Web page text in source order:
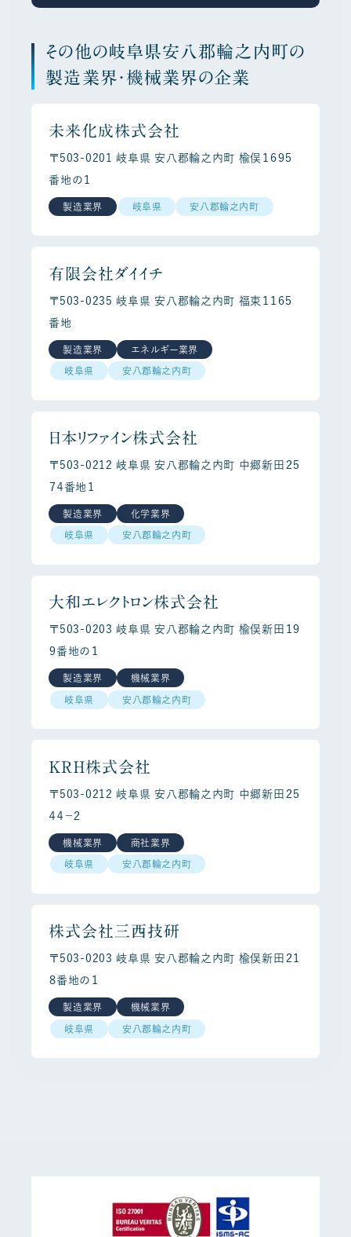
その他の岐阜県安八郡輪之内町の
製造業界・機械業界の企業
未来化成株式会社
〒503-0201 岐阜県 安八郡輪之内町 楡俣１６９５
番地の１
製造業界 岐阜県 安八郡輪之内町
有限会社ダイイチ
〒503-0235 岐阜県 安八郡輪之内町 福束１１６５
番地
製造業界 エネルギー業界
岐阜県 安八郡輪之内町
日本リファイン株式会社
〒503-0212 岐阜県 安八郡輪之内町 中郷新田２５
７４番地１
製造業界 化学業界
岐阜県 安八郡輪之内町
大和エレクトロン株式会社
〒503-0203 岐阜県 安八郡輪之内町 楡俣新田１９
９番地の１
製造業界 機械業界
岐阜県 安八郡輪之内町
ＫＲＨ株式会社
〒503-0212 岐阜県 安八郡輪之内町 中郷新田２５
４４－２
機械業界 商社業界
岐阜県 安八郡輪之内町
株式会社三西技研
〒503-0203 岐阜県 安八郡輪之内町 楡俣新田２１
８番地の１
製造業界 機械業界
岐阜県 安八郡輪之内町